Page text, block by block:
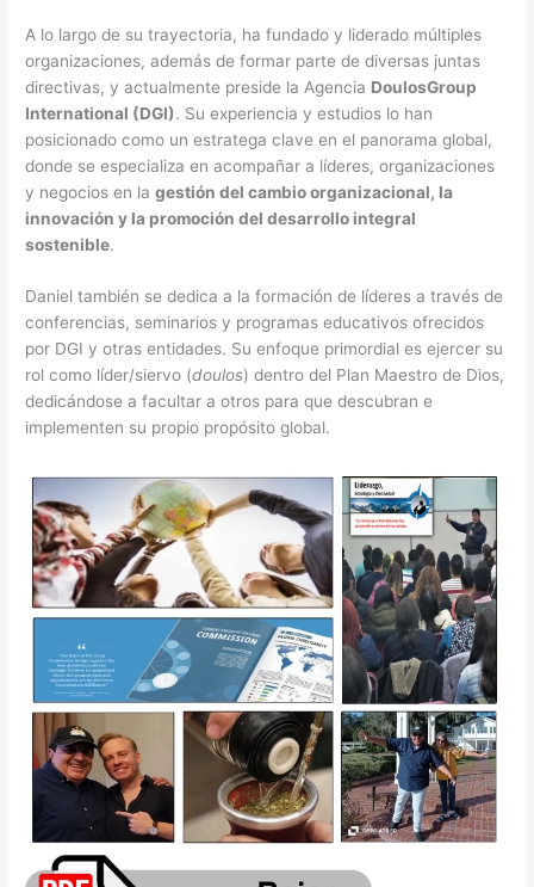
A lo largo de su trayectoria, ha fundado y liderado múltiples
organizaciones, además de formar parte de diversas juntas
directivas, y actualmente preside la Agencia DoulosGroup
International (DGI). Su experiencia y estudios lo han
posicionado como un estratega clave en el panorama global,
donde se especializa en acompañar a líderes, organizaciones
y negocios en lagestión del cambio organizacional, la
innovación y la promoción del desarrollo integral
sostenible.
Daniel también se dedica a la formación de líderes a través de
conferencias, seminarios y programas educativos ofrecidos
por DGI y otras entidades. Su enfoque primordial es ejercer su
rol como líder/siervo (doulos) dentro del Plan Maestro de Dios,
dedicándose a facultar a otros para que descubran e
implementen su propio propósito global.